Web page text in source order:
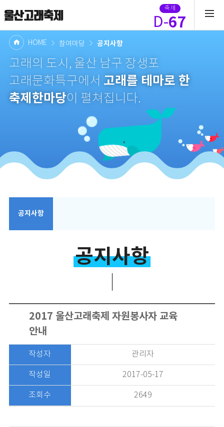
축제
D-67
HOME 참여마당 공지사항
고래의 도시, 울산 남구 장생포
고래문화특구에서 고래를 테마로 한
축제한마당이 펼쳐집니다.
공지사항
공지사항
2017 울산고래축제 자원봉사자 교육
안내
작성자 관리자
작성일 2017-05-17
조회수 2649